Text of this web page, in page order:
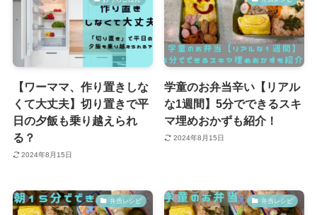
【ワーママ、作り置きしな
くて大丈夫】切り置きで平
日の夕飯も乗り越えられ
る？
2024年8月15日
学童のお弁当辛い【リアル
な1週間】5分でできるスキ
マ埋めおかずも紹介！
2024年8月15日
弁当レシピ 弁当レシピ